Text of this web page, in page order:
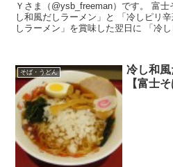
Ｙさま（@ysb_freeman）です。 富士そば三軒茶屋店で始めた 「冷
し和風だしラーメン」と 「冷しピリ辛葱ラーメ
しラーメン」を賞味した翌日に 「冷
そば・うどん
冷し和
【富士